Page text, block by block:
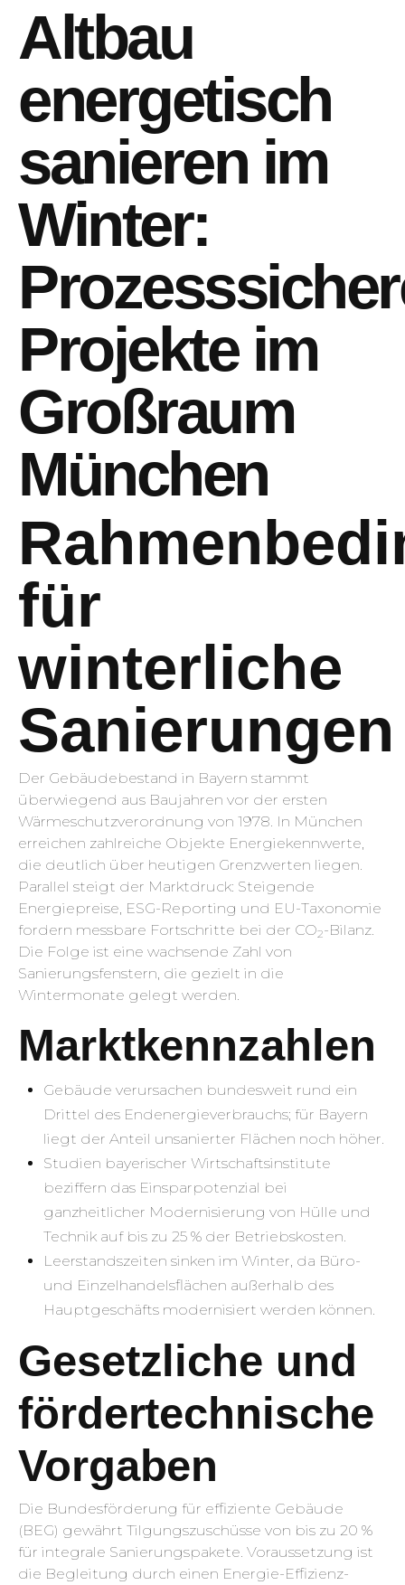
Altbau
energetisch
sanieren im
Winter:
Projekte im
Großraum
München
für
winterliche
Sanierungen
Der Gebäudebestand in Bayern stammt
überwiegend aus Baujahren vor der ersten
Wärmeschutzverordnung von 1978. In München
erreichen zahlreiche Objekte Energiekennwerte,
die deutlich über heutigen Grenzwerten liegen.
Parallel steigt der Marktdruck: Steigende
Energiepreise, ESG-Reporting und EU-Taxonomie
fordern messbare Fortschritte bei der CO2-Bilanz.
Die Folge ist eine wachsende Zahl von
Sanierungsfenstern, die gezielt in die
Wintermonate gelegt werden.
Marktkennzahlen
Gebäude verursachen bundesweit rund ein
Drittel des Endenergieverbrauchs; für Bayern
liegt der Anteil unsanierter Flächen noch höher.
Studien bayerischer Wirtschaftsinstitute
beziffern das Einsparpotenzial bei
ganzheitlicher Modernisierung von Hülle und
Technik auf bis zu 25 % der Betriebskosten.
Leerstandszeiten sinken im Winter, da Büro-
und Einzelhandelsflächen außerhalb des
Hauptgeschäfts modernisiert werden können.
Gesetzliche und
fördertechnische
Vorgaben
Die Bundesförderung für effiziente Gebäude
(BEG) gewährt Tilgungszuschüsse von bis zu 20 %
für integrale Sanierungspakete. Voraussetzung ist
die Begleitung durch einen Energie-Effizienz-